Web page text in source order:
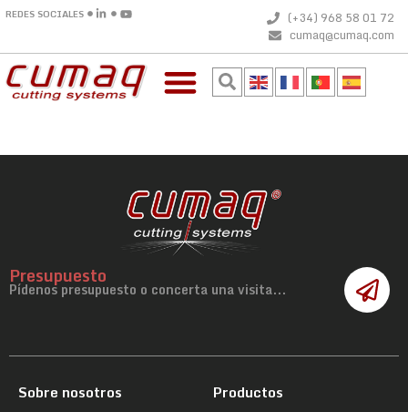
REDES SOCIALES
(+34) 968 58 01 72
cumaq@cumaq.com
Presupuesto
Pídenos presupuesto o concerta una visita...
Sobre nosotros
Productos